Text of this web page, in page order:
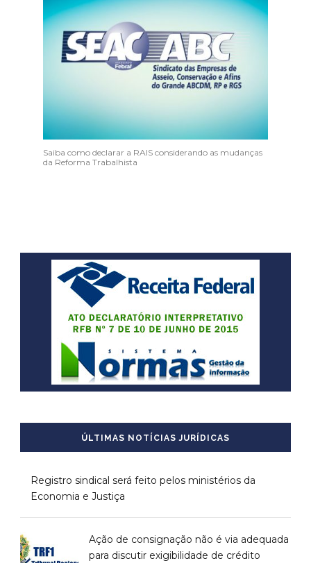
Saiba como declarar a RAIS considerando as mudanças
da Reforma Trabalhista
ÚLTIMAS NOTÍCIAS JURÍDICAS
Registro sindical será feito pelos ministérios da
Economia e Justiça
Ação de consignação não é via adequada
para discutir exigibilidade de crédito